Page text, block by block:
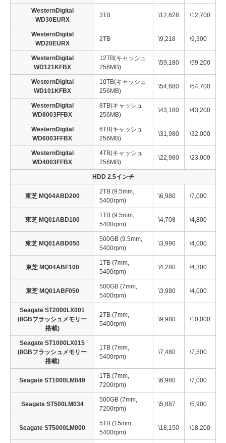
WesternDigital
WD30EURX
3TB \12,628 \12,700
WesternDigital
WD20EURX
2TB \9,218 \9,300
WesternDigital
WD121KFBX
12TB(キャッシュ
256MB)
\59,180 \59,200
WesternDigital
WD101KFBX
10TB(キャッシュ
256MB)
\54,680 \54,700
WesternDigital
WD8003FFBX
8TB(キャッシュ
256MB)
\43,180 \43,200
WesternDigital
WD6003FFBX
6TB(キャッシュ
256MB)
\31,980 \32,000
WesternDigital
WD4003FFBX
4TB(キャッシュ
256MB)
\22,980 \23,000
HDD 2.5インチ
東芝 MQ04ABD200
2TB (9.5mm,
5400rpm)
\6,980 \7,000
東芝 MQ01ABD100
1TB (9.5mm,
5400rpm)
\4,708 \4,800
東芝 MQ01ABD050
500GB (9.5mm,
5400rpm)
\3,990 \4,000
東芝 MQ04ABF100
1TB (7mm,
5400rpm)
\4,280 \4,300
東芝 MQ01ABF050
500GB (7mm,
5400rpm)
\3,980 \4,000
Seagate ST2000LX001
(8GBフラッシュメモリー
搭載)
2TB (7mm,
5400rpm)
\9,980 \10,000
Seagate ST1000LX015
(8GBフラッシュメモリー
搭載)
1TB (7mm,
5400rpm)
\7,480 \7,500
Seagate ST1000LM049
1TB (7mm,
7200rpm)
\6,980 \7,000
Seagate ST500LM034
500GB (7mm,
7200rpm)
\5,887 \5,900
Seagate ST5000LM000
5TB (15mm,
5400rpm)
\18,150 \18,200